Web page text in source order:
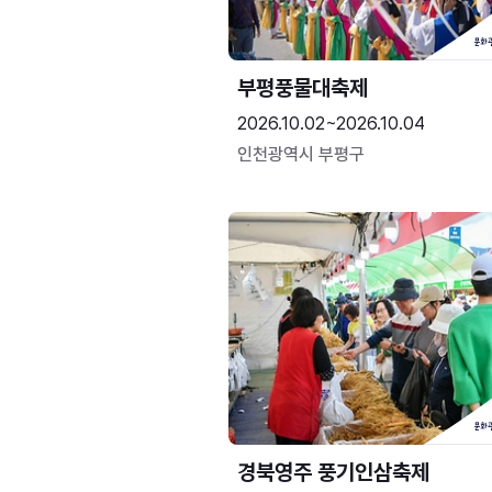
부평풍물대축제
2026.10.02~2026.10.04
인천광역시 부평구
경북영주 풍기인삼축제